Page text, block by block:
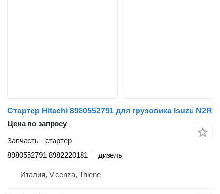
Стартер Hitachi 8980552791 для грузовика Isuzu N2R
Цена по запросу
Запчасть - стартер
8980552791 8982220181
дизель
Италия, Vicenza, Thiene